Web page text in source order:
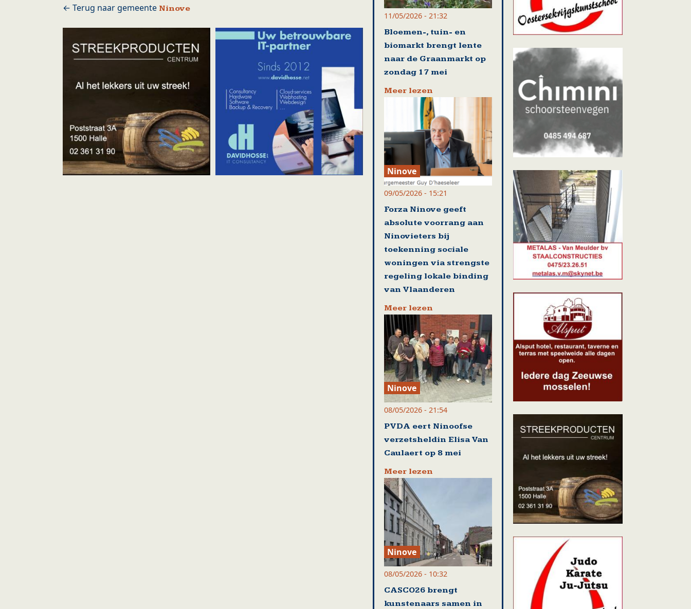
Ninove
11/05/2026 - 21:32
Bloemen-, tuin- en
biomarkt brengt lente
naar de Graanmarkt op
zondag 17 mei
Meer lezen
Ninove
09/05/2026 - 15:21
Forza Ninove geeft
absolute voorrang aan
Ninovieters bij
toekenning sociale
woningen via strengste
regeling lokale binding
van Vlaanderen
Meer lezen
Ninove
08/05/2026 - 21:54
PVDA eert Ninoofse
verzetsheldin Elisa Van
Caulaert op 8 mei
Meer lezen
Ninove
08/05/2026 - 10:32
CASCO26 brengt
kunstenaars samen in